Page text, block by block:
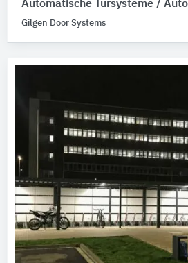
Automatische Türsysteme /
Gilgen Door Systems